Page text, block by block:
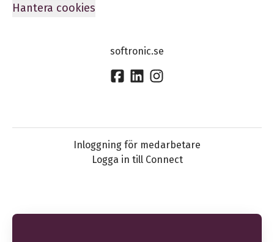
Hantera cookies
softronic.se
Inloggning för medarbetare
Logga in till Connect